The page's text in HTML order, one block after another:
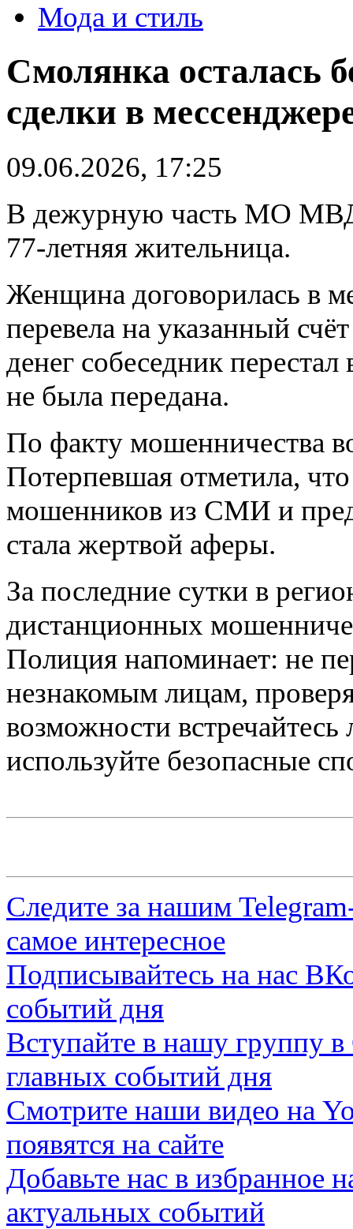
Мода и стиль
Смолянка осталась
сделки в
09.06.2026, 17:25
В дежурную часть МО МВД
77‑летняя жительница.
Женщина договорилась в
перевела на указанный
денег собеседник
не была передана.
По факту мошенничества
Потерпевшая отметила,
мошенников из СМИ и
стала жертвой аферы.
За последние сутки в
дистанционных
Полиция напоминает: не
незнакомым лицам,
возможности
используйте безопасные
Следите за нашим
самое интересное
Подписывайтесь на нас
событий дня
Вступайте в нашу группу в
главных событий дня
Смотрите наши видео на
появятся на сайте
Добавьте нас в избранное
актуальных событий